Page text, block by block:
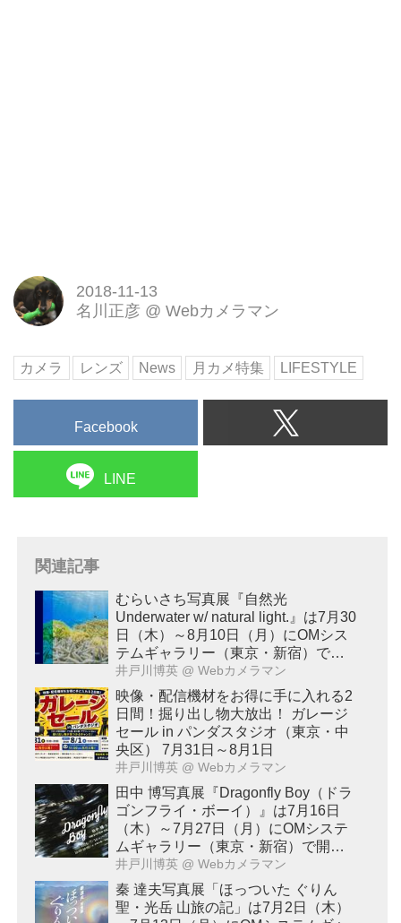
2018-11-13
名川正彦 @ Webカメラマン
カメラ レンズ News 月カメ特集 LIFESTYLE
Facebook
LINE
関連記事
むらいさち写真展『自然光
Underwater w/ natural light.』は7月30
日（木）～8月10日（月）にOMシス
テムギャラリー（東京・新宿）で開
催！
井戸川博英 @ Webカメラマン
映像・配信機材をお得に手に入れる2
日間！掘り出し物大放出！ ガレージ
セール in パンダスタジオ（東京・中
央区） 7月31日～8月1日
井戸川博英 @ Webカメラマン
田中 博写真展『Dragonfly Boy（ドラ
ゴンフライ・ボーイ）』は7月16日
（木）～7月27日（月）にOMシステ
ムギャラリー（東京・新宿）で開
催！
井戸川博英 @ Webカメラマン
秦 達夫写真展「ほっついた ぐりん
聖・光岳 山旅の記」は7月2日（木）